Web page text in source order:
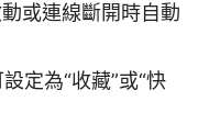
或連線斷開時自動
定為“收藏”或“快